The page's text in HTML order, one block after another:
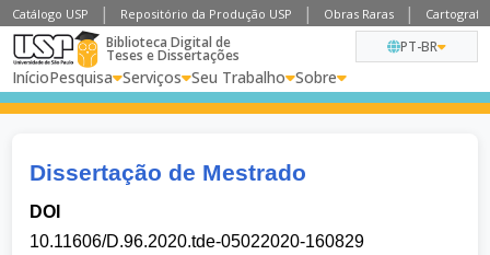
Catálogo USP Repositório da Produção USP Obras Raras
Biblioteca Digital de
Teses e Dissertações
InícioPesquisa Serviços Seu Trabalho Sobre
PT-BR
Dissertação de Mestrado
DOI
10.11606/D.96.2020.tde-05022020-160829